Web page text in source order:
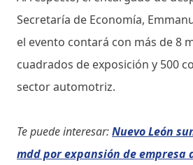
Secretaría de Economía,
el evento contará con más de 8
cuadrados de exposición y 500
sector automotriz.
Te puede interesar:Nuevo León
mdd por expansión de empresa